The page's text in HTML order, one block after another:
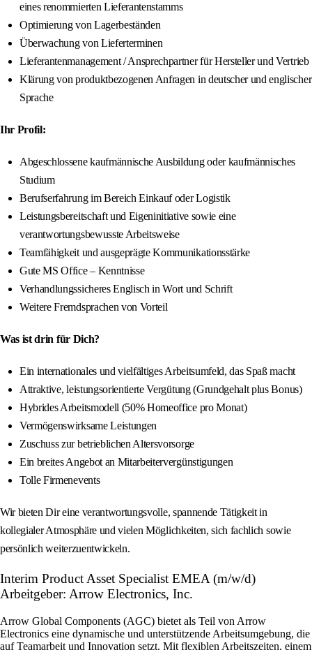
eines renommierten Lieferantenstamms
Optimierung von Lagerbeständen
Überwachung von Lieferterminen
Lieferantenmanagement / Ansprechpartner für Hersteller und Vertrieb
Klärung von produktbezogenen Anfragen in deutscher und englischer
Sprache
Ihr Profil:
Abgeschlossene kaufmännische Ausbildung oder kaufmännisches
Studium
Berufserfahrung im Bereich Einkauf oder Logistik
Leistungsbereitschaft und Eigeninitiative sowie eine
verantwortungsbewusste Arbeitsweise
Teamfähigkeit und ausgeprägte Kommunikationsstärke
Gute MS Office – Kenntnisse
Verhandlungssicheres Englisch in Wort und Schrift
Weitere Fremdsprachen von Vorteil
Was ist drin für Dich?
Ein internationales und vielfältiges Arbeitsumfeld, das Spaß macht
Attraktive, leistungsorientierte Vergütung (Grundgehalt plus Bonus)
Hybrides Arbeitsmodell (50% Homeoffice pro Monat)
Vermögenswirksame Leistungen
Zuschuss zur betrieblichen Altersvorsorge
Ein breites Angebot an Mitarbeitervergünstigungen
Tolle Firmenevents
Wir bieten Dir eine verantwortungsvolle, spannende Tätigkeit in
kollegialer Atmosphäre und vielen Möglichkeiten, sich fachlich sowie
persönlich weiterzuentwickeln.
Interim Product Asset Specialist EMEA (m/w/d)
Arbeitgeber: Arrow Electronics, Inc.
Arrow Global Components (AGC) bietet als Teil von Arrow
Electronics eine dynamische und unterstützende Arbeitsumgebung, die
auf Teamarbeit und Innovation setzt. Mit flexiblen Arbeitszeiten, einem